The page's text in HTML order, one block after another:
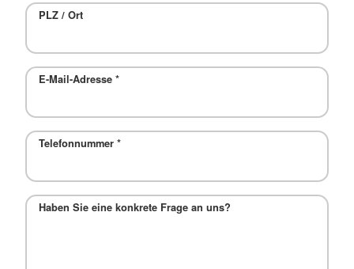
PLZ / Ort
E-Mail-Adresse *
Telefonnummer *
Haben Sie eine konkrete Frage an uns?